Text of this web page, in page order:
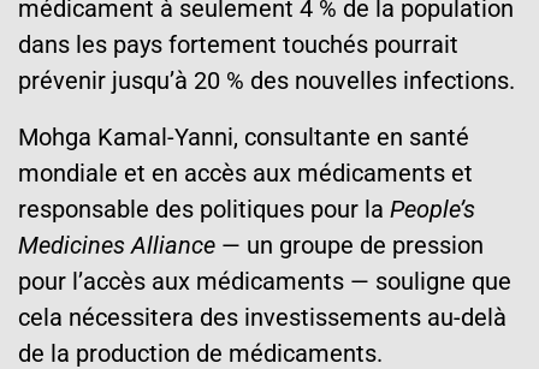
médicament à seulement 4 % de la population
dans les pays fortement touchés pourrait
prévenir jusqu’à 20 % des nouvelles infections.
Mohga Kamal-Yanni, consultante en santé
mondiale et en accès aux médicaments et
responsable des politiques pour la People’s
Medicines Alliance — un groupe de pression
pour l’accès aux médicaments — souligne que
cela nécessitera des investissements au-delà
de la production de médicaments.